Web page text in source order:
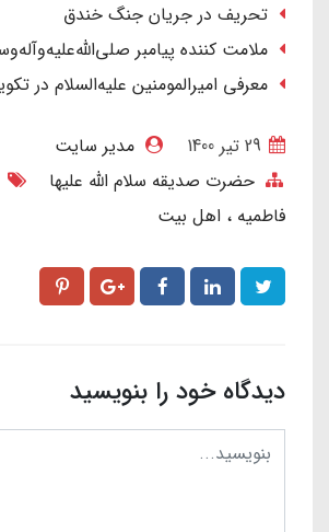
تحریف در جریان جنگ خندق
ملامت کننده پیامبر
معرفی امیرالمومنین علیه‌السلام در
مدیر سایت
حضرت صدیقه سلام الله علیها
فاطمیه
اهل بیت
دیدگاه خود را بنویسید